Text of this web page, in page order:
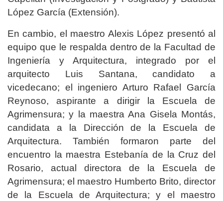
López García (Extensión).
En cambio, el maestro Alexis López presentó al
equipo que le respalda dentro de la Facultad de
Ingeniería y Arquitectura, integrado por el
arquitecto Luis Santana, candidato a
vicedecano; el ingeniero Arturo Rafael García
Reynoso, aspirante a dirigir la Escuela de
Agrimensura; y la maestra Ana Gisela Montás,
candidata a la Dirección de la Escuela de
Arquitectura. También formaron parte del
encuentro la maestra Estebanía de la Cruz del
Rosario, actual directora de la Escuela de
Agrimensura; el maestro Humberto Brito, director
de la Escuela de Arquitectura; y el maestro